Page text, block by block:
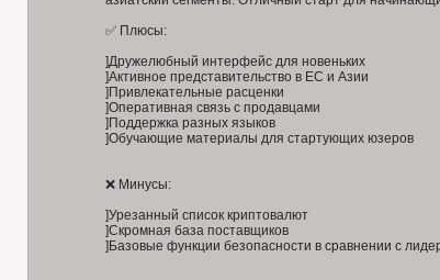
✅ Плюсы:
]Дружелюбный интерфейс для новеньких
]Активное представительство в ЕС и Азии
]Привлекательные расценки
]Оперативная связь с продавцами
]Поддержка разных языков
]Обучающие материалы для стартующих юзеров
❌ Минусы:
]Урезанный список криптовалют
]Скромная база поставщиков
]Базовые функции безопасности в сравнении с